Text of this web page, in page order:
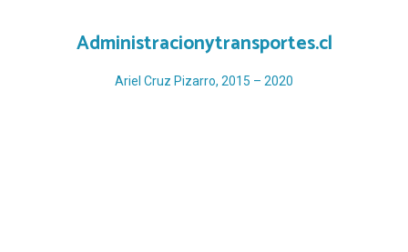
Administracionytransportes.cl
Ariel Cruz Pizarro, 2015 – 2020